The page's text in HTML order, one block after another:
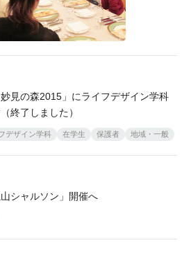
妙見の森2015」にライフデザイン学科
終了しました）
デザイン学科 在学生 保護者 地域・一般
シャルソン」開催へ